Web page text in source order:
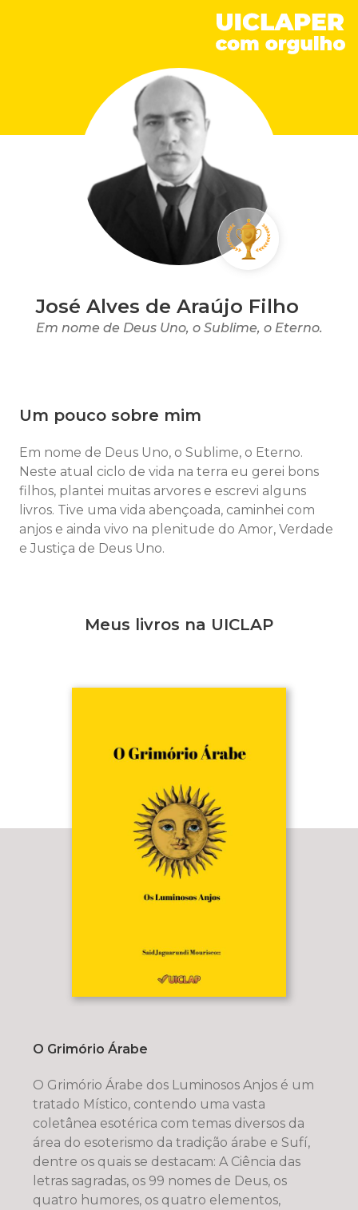
José Alves de Araújo Filho
Em nome de Deus Uno, o Sublime, o Eterno.
Um pouco sobre mim
Em nome de Deus Uno, o Sublime, o Eterno.
Neste atual ciclo de vida na terra eu gerei bons
filhos, plantei muitas arvores e escrevi alguns
livros. Tive uma vida abençoada, caminhei com
anjos e ainda vivo na plenitude do Amor, Verdade
e Justiça de Deus Uno.
Meus livros na UICLAP
O Grimório Árabe
O Grimório Árabe dos Luminosos Anjos é um
tratado Místico, contendo uma vasta
coletânea esotérica com temas diversos da
área do esoterismo da tradição árabe e Sufí,
dentre os quais se destacam: A Ciência das
letras sagradas, os 99 nomes de Deus, os
quatro humores, os quatro elementos,